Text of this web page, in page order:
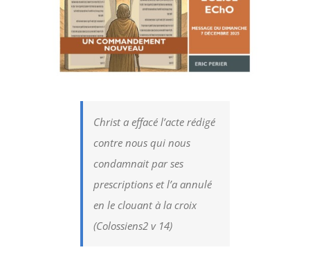
agrandie
Christ a effacé l’acte rédigé
contre nous qui nous
condamnait par ses
prescriptions et l’a annulé
en le clouant à la croix
(Colossiens2 v 14)